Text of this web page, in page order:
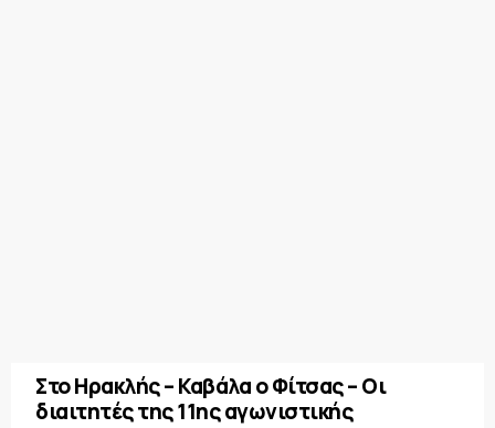
Στο Ηρακλής – Καβάλα ο Φίτσας – Οι
διαιτητές της 11ης αγωνιστικής